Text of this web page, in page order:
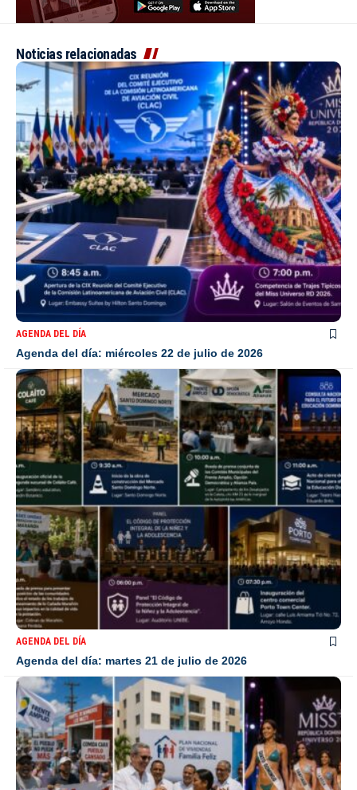
Noticias relacionadas
AGENDA DEL DÍA
Agenda del día: miércoles 22 de julio de 2026
AGENDA DEL DÍA
Agenda del día: martes 21 de julio de 2026